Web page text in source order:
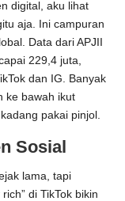
digital, aku lihat
aja. Ini campuran
Data dari APJII
229,4 juta,
dan IG. Banyak
ke bawah ikut
pakai pinjol.
Sosial
lama, tapi
di TikTok bikin